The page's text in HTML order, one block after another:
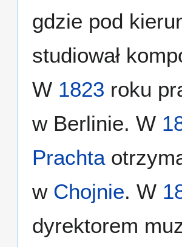
gdzie pod
studiował
W 1823 roku
w Berlinie. W
Prachta
w Chojnie. W
dyrektorem